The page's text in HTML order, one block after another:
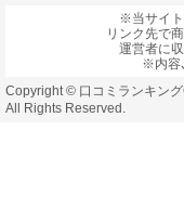
※当サイト
リンク先で
運営者に
※内容
Copyright © 口コミランキング
All Rights Reserved.